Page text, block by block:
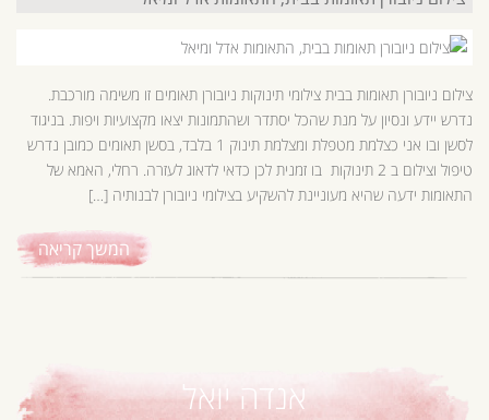
צילום ניובורן תאומות בבית צילומי תינוקות ניובורן תאומים זו משימה מורכבת.
נדרש יידע ונסיון על מנת שהכל יסתדר ושהתמונות יצאו מקצועיות ויפות. בניגוד
לסשן ובו אני כצלמת מטפלת ומצלמת תינוק 1 בלבד, בסשן תאומים כמובן נדרש
טיפול וצילום ב 2 תינוקות בו זמנית לכן כדאי לדאוג לעזרה. רחלי, האמא של
התאומות ידעה שהיא מעוניינת להשקיע בצילומי ניובורן לבנותיה […]
המשך קריאה
אנדה יואל